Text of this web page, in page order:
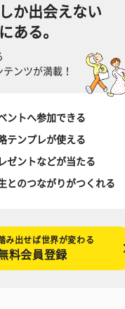
か出会えない
ある。
ンツが満載！
ントへ参加できる
テンプレが使える
ゼントなどが当たる
とのつながりがつくれる
み出せば世界が変わる
料会員登録